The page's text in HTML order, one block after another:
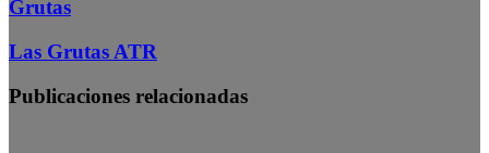
Grutas
Las Grutas ATR
Publicaciones relacionadas